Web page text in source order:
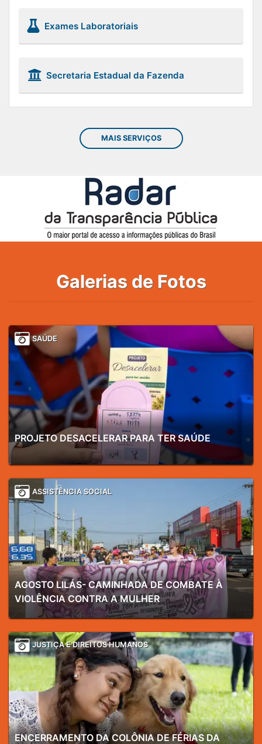
Exames Laboratoriais
Secretaria Estadual da Fazenda
MAIS SERVIÇOS
Galerias de Fotos
SAÚDE
PROJETO DESACELERAR PARA TER SAÚDE
ASSISTÊNCIA SOCIAL
AGOSTO LILÁS- CAMINHADA DE COMBATE À
VIOLÊNCIA CONTRA A MULHER
JUSTIÇA E DIREITOS HUMANOS
ENCERRAMENTO DA COLÔNIA DE FÉRIAS DA